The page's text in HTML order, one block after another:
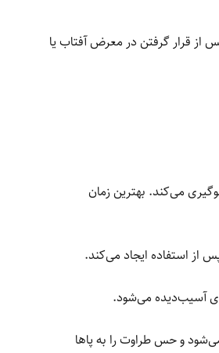
قرار گرفتن در معرض آفتاب یا
می‌کند. بهترین زمان
از استفاده ایجاد می‌کند.
آسیب‌دیده می‌شود.
و حس طراوت را به پاها